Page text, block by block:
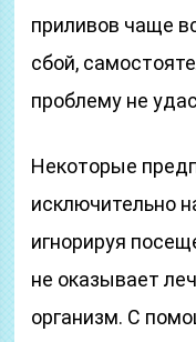
приливов чаще
сбой,
проблему не
Некоторые
исключительно
игнорируя
не оказывает
организм. С